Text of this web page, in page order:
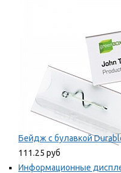
Бейдж с булавкой
111.25 руб
Информационные